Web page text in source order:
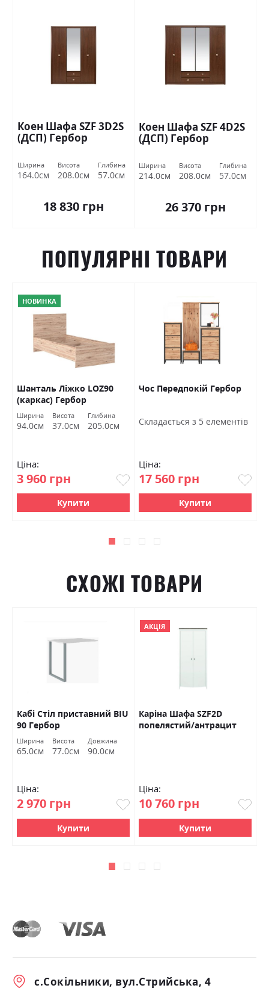
Коен Шафа SZF 3D2S
(ДСП) Гербор
Ширина
164.0см
Висота
208.0см
Глибина
57.0см
18 830 грн
Коен Шафа SZF 4D2S
(ДСП) Гербор
Ширина
214.0см
Висота
208.0см
Глибина
57.0см
26 370 грн
ПОПУЛЯРНІ ТОВАРИ
НОВИНКА
Шанталь Ліжко LOZ90
(каркас) Гербор
Ширина
94.0см
Висота
37.0см
Глибина
205.0см
Ціна:
3 960 грн
Купити
Чос Передпокій Гербор
Cкладається з 5 елементів
Ціна:
17 560 грн
Купити
СХОЖІ ТОВАРИ
Кабі Стіл приставний BIU
90 Гербор
Ширина
65.0см
Висота
77.0см
Довжина
90.0см
Ціна:
2 970 грн
Купити
АКЦІЯ
Каріна Шафа SZF2D
попелястий/антрацит
Ціна:
10 760 грн
Купити
с.Сокільники, вул.Стрийська, 4